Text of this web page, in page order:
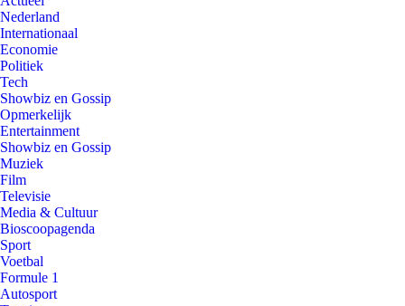
Nederland
Internationaal
Economie
Politiek
Tech
Showbiz en Gossip
Opmerkelijk
Entertainment
Showbiz en Gossip
Muziek
Film
Televisie
Media & Cultuur
Bioscoopagenda
Sport
Voetbal
Formule 1
Autosport